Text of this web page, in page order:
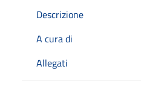
Descrizione
A cura di
Allegati